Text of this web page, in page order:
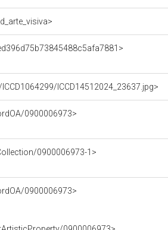
ICCD14512024_23637.jpg>
0900006973>
0900006973-1>
0900006973>